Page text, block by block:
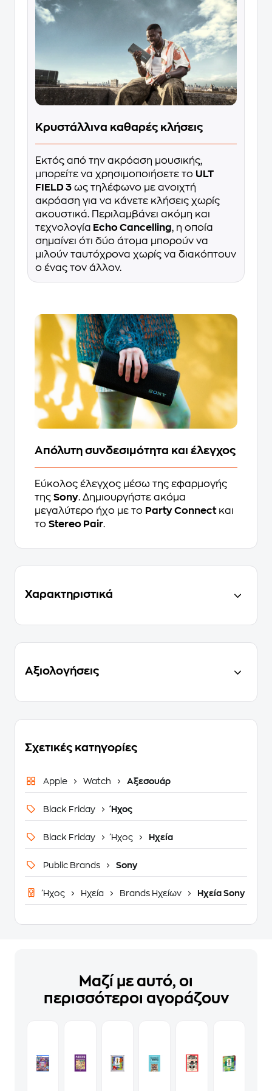
Κρυστάλλινα καθαρές κλήσεις
Εκτός από την ακρόαση μουσικής,
μπορείτε να χρησιμοποιήσετε το ULT
FIELD 3 ως τηλέφωνο με ανοιχτή
ακρόαση για να κάνετε κλήσεις χωρίς
ακουστικά. Περιλαμβάνει ακόμη και
τεχνολογία Echo Cancelling, η οποία
σημαίνει ότι δύο άτομα μπορούν να
μιλούν ταυτόχρονα χωρίς να διακόπτουν
ο ένας τον άλλον.
Απόλυτη συνδεσιμότητα και έλεγχος
Εύκολος έλεγχος μέσω της εφαρμογής
της Sony. Δημιουργήστε ακόμα
μεγαλύτερο ήχο με το Party Connectκαι
το Stereo Pair.
Χαρακτηριστικά
Αξιολογήσεις
Σχετικές κατηγορίες
Apple Watch Αξεσουάρ
Black Friday Ήχος
Black Friday Ήχος Ηχεία
Public Brands Sony
Ήχος Ηχεία Brands Ηχείων Ηχεία Sony
Μαζί με αυτό, οι
περισσότεροι αγοράζουν